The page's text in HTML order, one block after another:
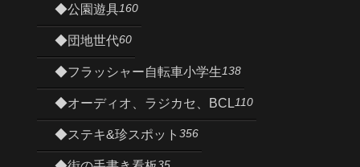
◆公園遊具160
◆団地世代60
◆フラッシャー自転車小学生138
◆オーディオ、ラジカセ、BCL110
◆ステキ&珍スポット 356
35